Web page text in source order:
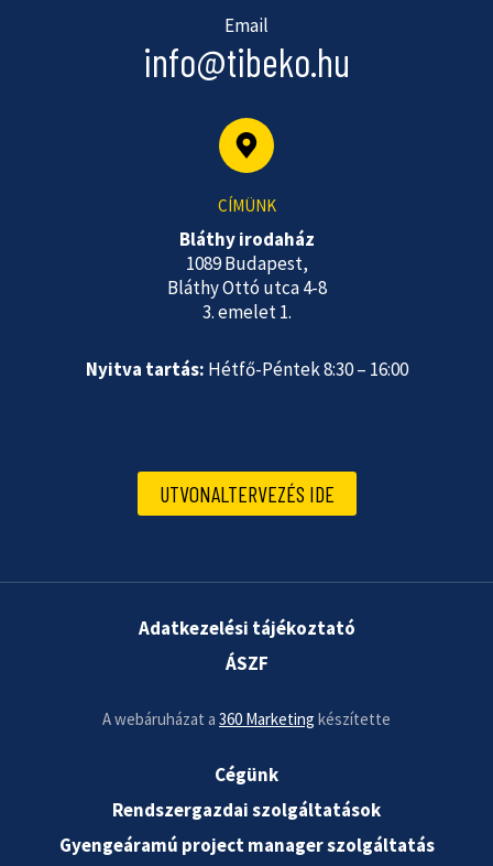
Email
info@tibeko.hu
CÍMÜNK
Bláthy irodaház
1089 Budapest,
Bláthy Ottó utca 4-8
3. emelet 1.
Nyitva tartás: Hétfő-Péntek 8:30 – 16:00
UTVONALTERVEZÉS IDE
Cégünk
Rendszergazdai szolgáltatások
Gyengeáramú project manager szolgáltatás
Adatkezelési tájékoztató
ÁSZF
A webáruházat a 360 Marketing készítette